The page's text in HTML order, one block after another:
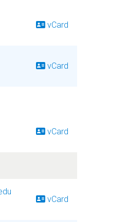
vCard
vCard
vCard
vCard